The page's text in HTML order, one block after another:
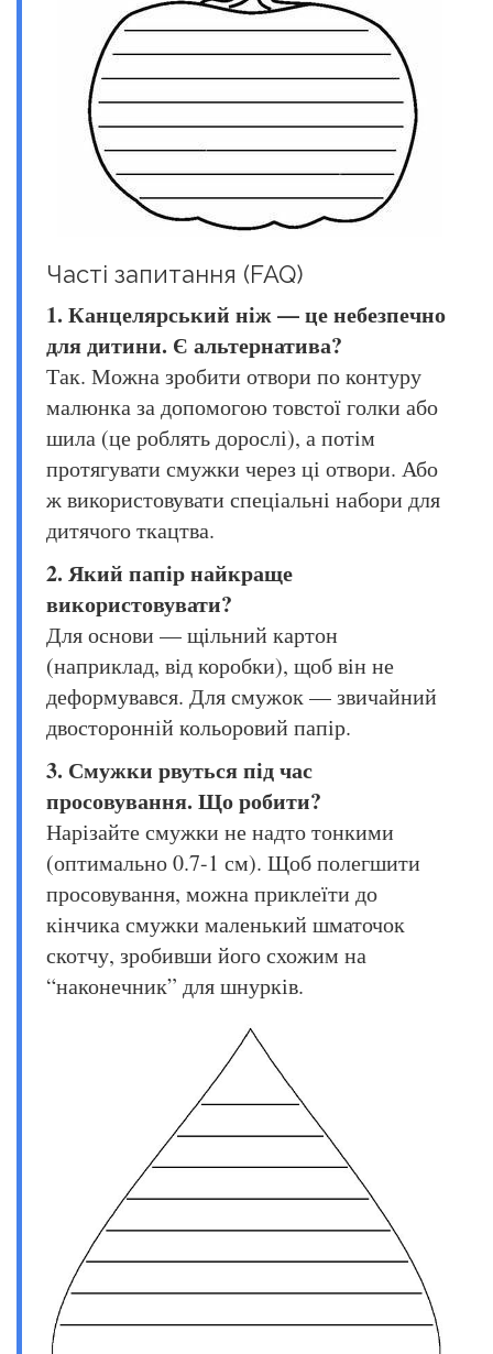
Часті запитання (FAQ)
1. Канцелярський ніж — це небезпечно
для дитини. Є альтернатива?
Так. Можна зробити отвори по контуру
малюнка за допомогою товстої голки або
шила (це роблять дорослі), а потім
протягувати смужки через ці отвори. Або
ж використовувати спеціальні набори для
дитячого ткацтва.
2. Який папір найкраще
використовувати?
Для основи — щільний картон
(наприклад, від коробки), щоб він не
деформувався. Для смужок — звичайний
двосторонній кольоровий папір.
3. Смужки рвуться під час
просовування. Що робити?
Нарізайте смужки не надто тонкими
(оптимально 0.7-1 см). Щоб полегшити
просовування, можна приклеїти до
кінчика смужки маленький шматочок
скотчу, зробивши його схожим на
“наконечник” для шнурків.